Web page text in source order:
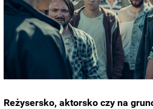
Reżysersko, aktorsko czy na